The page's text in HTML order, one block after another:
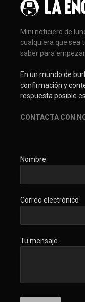
Mini noticiero de
cualquiera que sea
saber para
En un mundo de
confirmación y
respuesta posible
CONTACTA CON
Nombre
Correo electrónico
Tu mensaje